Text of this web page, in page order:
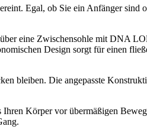
Egal, ob Sie ein Anfänger sind
eine Zwischensohle mit DNA
Design sorgt für einen
bleiben. Die angepasste
Körper vor übermäßigen